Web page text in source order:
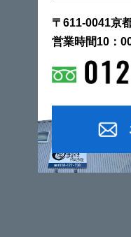
〒611-0041京
営業時間10：